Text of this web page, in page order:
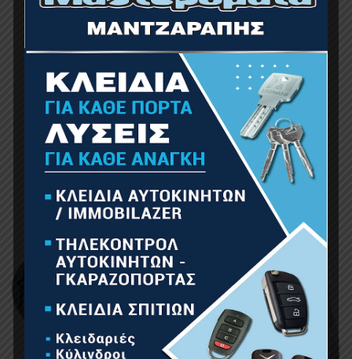
BORMANN BPP8007 Μποτάκι Ασφαλείας Alaska
25.00€